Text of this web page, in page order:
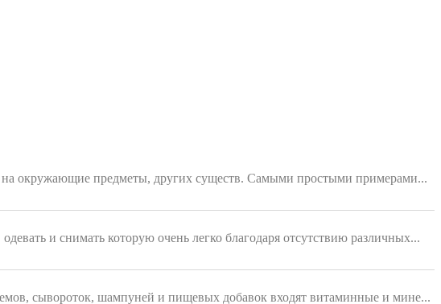
на окружающие предметы, других существ. Самыми простыми примерами...
и снимать которую очень легко благодаря отсутствию различных...
сывороток, шампуней и пищевых добавок входят витаминные и мине...